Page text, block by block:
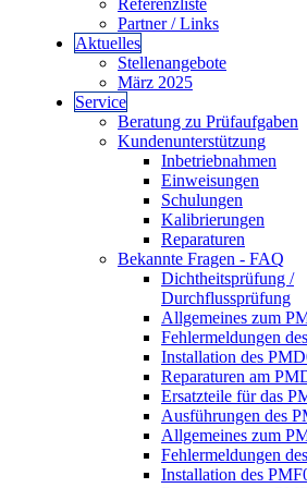
Referenzliste
Partner / Links
Aktuelles
Stellenangebote
März 2025
Service
Beratung zu Prüfaufgaben
Kundenunterstützung
Inbetriebnahmen
Einweisungen
Schulungen
Kalibrierungen
Reparaturen
Bekannte Fragen - FAQ
Dichtheitsprüfung /
Durchflussprüfung
Allgemeines zum
Fehlermeldungen
Installation des
Reparaturen am
Ersatzteile für das
Ausführungen des
Allgemeines zum
Fehlermeldungen
Installation des